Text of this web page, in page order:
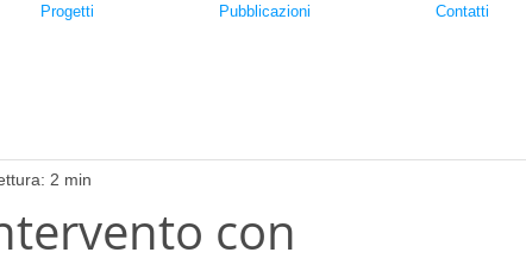
Progetti Pubblicazioni Contatti
con
2 min